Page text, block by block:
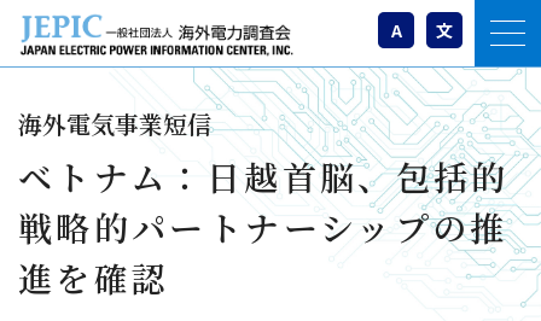
A 文
海外電気事業短信
ベトナム：日越首脳、包括的
戦略的パートナーシップの推
進を確認